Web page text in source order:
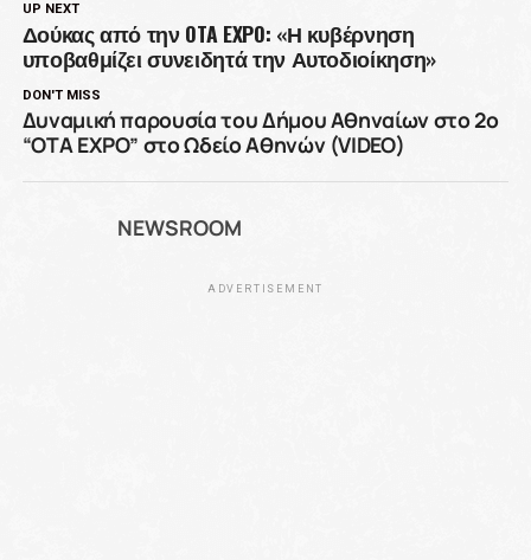
UP NEXT
Δούκας από την OTA EXPO: «Η κυβέρνηση
υποβαθμίζει συνειδητά την Αυτοδιοίκηση»
DON'T MISS
Δυναμική παρουσία του Δήμου Αθηναίων στο 2ο
“OTA EXPO” στο Ωδείο Αθηνών (VIDEO)
NEWSROOM
ADVERTISEMENT